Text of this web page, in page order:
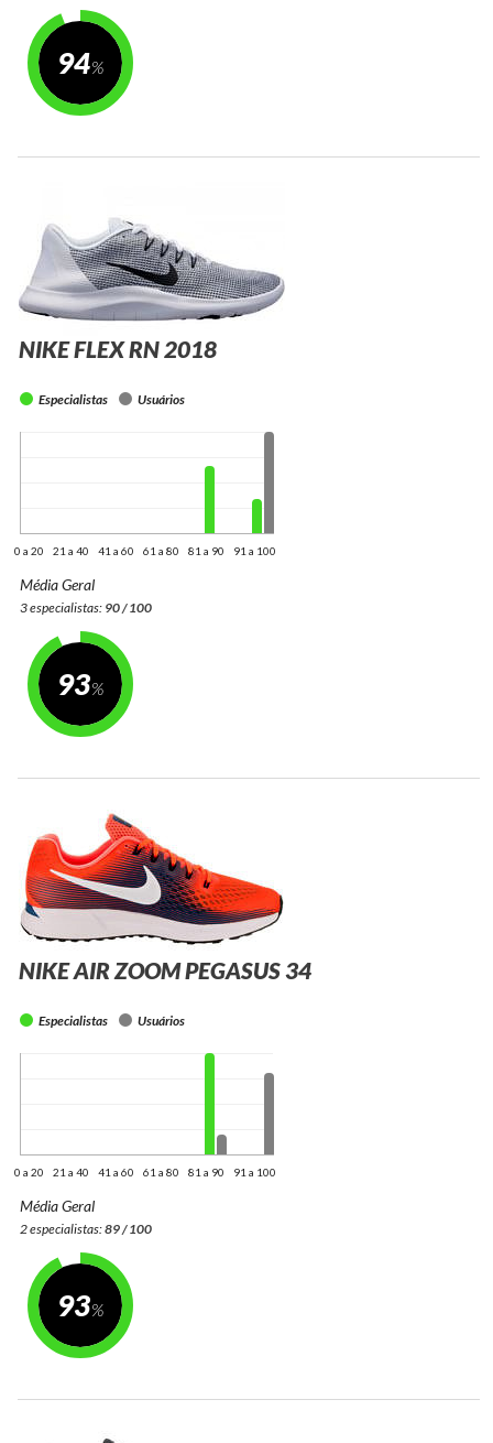
94
NIKE FLEX RN 2018
Especialistas Usuários
0 a 20 21 a 40 41 a 60 61 a 80 81 a 90 91 a 100
Média Geral
3 especialistas: 90 / 100
93
NIKE AIR ZOOM PEGASUS 34
Especialistas Usuários
0 a 20 21 a 40 41 a 60 61 a 80 81 a 90 91 a 100
Média Geral
2 especialistas:89 / 100
93